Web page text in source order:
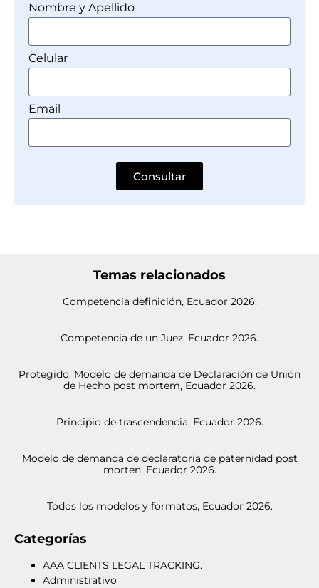
Nombre y Apellido
Celular
Email
Consultar
Temas relacionados
Competencia definición, Ecuador 2026.
Competencia de un Juez, Ecuador 2026.
Protegido: Modelo de demanda de Declaración de Unión
de Hecho post mortem, Ecuador 2026.
Principio de trascendencia, Ecuador 2026.
Modelo de demanda de declaratoria de paternidad post
morten, Ecuador 2026.
Todos los modelos y formatos, Ecuador 2026.
Categorías
AAA CLIENTS LEGAL TRACKING.
Administrativo